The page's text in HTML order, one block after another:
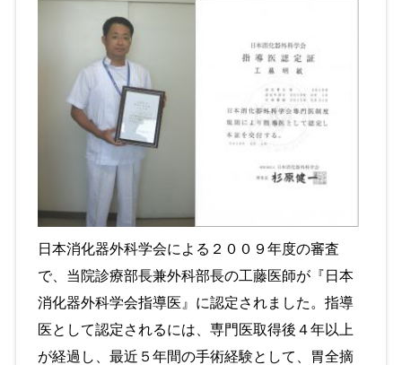
日本消化器外科学会による２００９年度の審査
で、当院診療部長兼外科部長の工藤医師が『日本
消化器外科学会指導医』に認定されました。指導
医として認定されるには、専門医取得後４年以上
が経過し、最近５年間の手術経験として、胃全摘